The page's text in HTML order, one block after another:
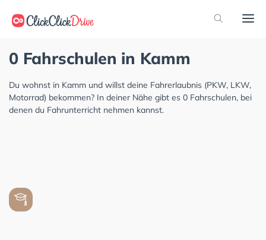
0 Fahrschulen in Kamm
Du wohnst in Kamm und willst deine Fahrerlaubnis (PKW, LKW,
Motorrad) bekommen? In deiner Nähe gibt es 0 Fahrschulen, bei
denen du Fahrunterricht nehmen kannst.